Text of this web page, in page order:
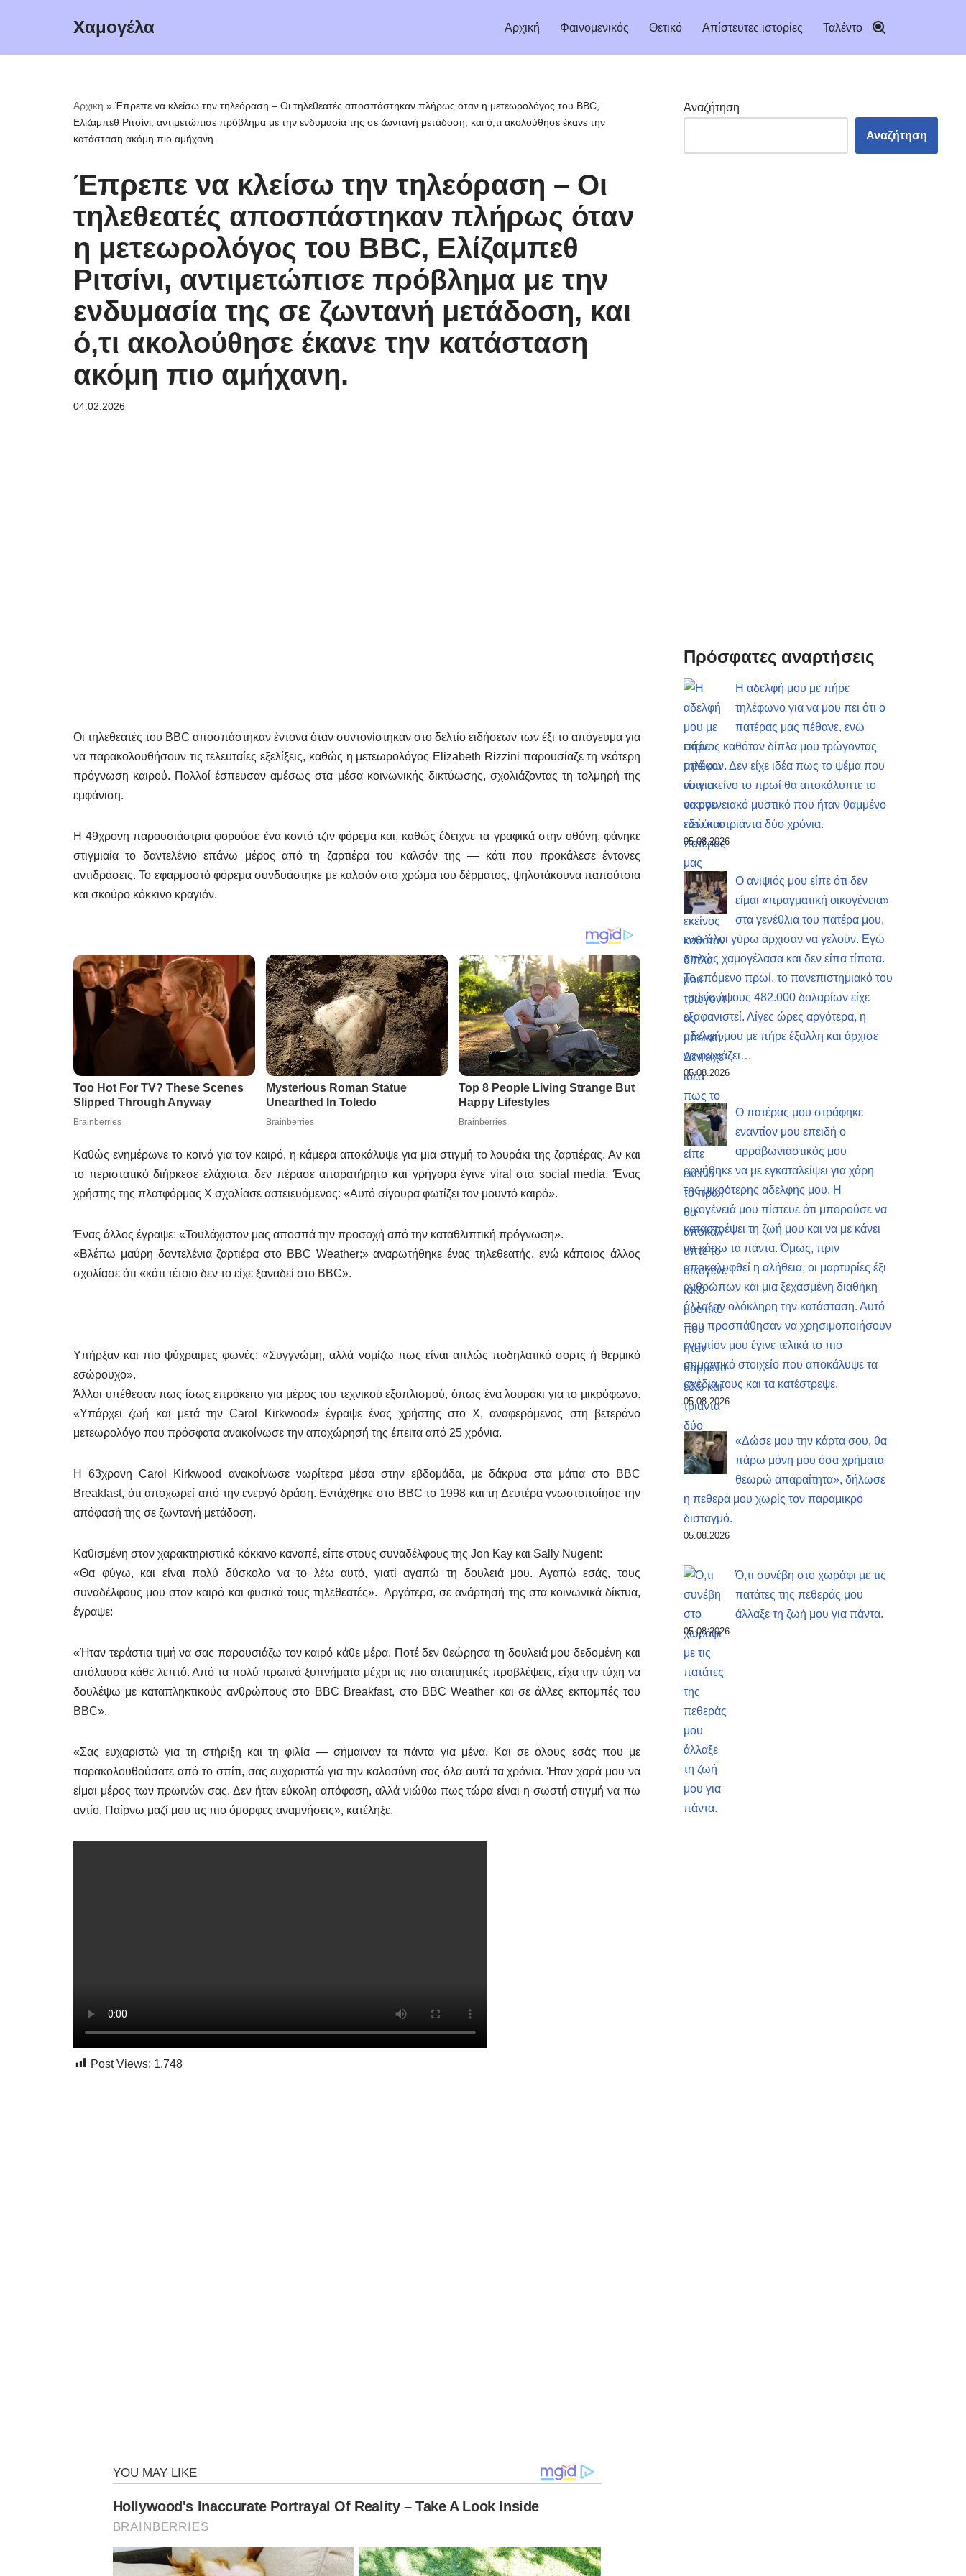
Χαμογέλα Αρχική Φαινομενικός Θετικό Απίστευτες ιστορίες Ταλέντο
Αρχική » Έπρεπε να κλείσω την τηλεόραση – Οι τηλεθεατές αποσπάστηκαν πλήρως όταν η μετεωρολόγος του BBC,
Ελίζαμπεθ Ριτσίνι, αντιμετώπισε πρόβλημα με την ενδυμασία της σε ζωντανή μετάδοση, και ό,τι ακολούθησε έκανε την
κατάσταση ακόμη πιο αμήχανη.
Έπρεπε να κλείσω την τηλεόραση – Οι
τηλεθεατές αποσπάστηκαν πλήρως όταν
η μετεωρολόγος του BBC, Ελίζαμπεθ
Ριτσίνι, αντιμετώπισε πρόβλημα με την
ενδυμασία της σε ζωντανή μετάδοση, και
ό,τι ακολούθησε έκανε την κατάσταση
ακόμη πιο αμήχανη.
04.02.2026
Οι τηλεθεατές του BBC αποσπάστηκαν έντονα όταν συντονίστηκαν στο δελτίο ειδήσεων των έξι το απόγευμα για
να παρακολουθήσουν τις τελευταίες εξελίξεις, καθώς η μετεωρολόγος Elizabeth Rizzini παρουσίαζε τη νεότερη
πρόγνωση καιρού. Πολλοί έσπευσαν αμέσως στα μέσα κοινωνικής δικτύωσης, σχολιάζοντας τη τολμηρή της
εμφάνιση.
Η 49χρονη παρουσιάστρια φορούσε ένα κοντό τζιν φόρεμα και, καθώς έδειχνε τα γραφικά στην οθόνη, φάνηκε
στιγμιαία το δαντελένιο επάνω μέρος από τη ζαρτιέρα του καλσόν της — κάτι που προκάλεσε έντονες
αντιδράσεις. Το εφαρμοστό φόρεμα συνδυάστηκε με καλσόν στο χρώμα του δέρματος, ψηλοτάκουνα παπούτσια
και σκούρο κόκκινο κραγιόν.
Καθώς ενημέρωνε το κοινό για τον καιρό, η κάμερα αποκάλυψε για μια στιγμή το λουράκι της ζαρτιέρας. Αν και
το περιστατικό διήρκεσε ελάχιστα, δεν πέρασε απαρατήρητο και γρήγορα έγινε viral στα social media. Ένας
χρήστης της πλατφόρμας X σχολίασε αστειευόμενος: «Αυτό σίγουρα φωτίζει τον μουντό καιρό».
Ένας άλλος έγραψε: «Τουλάχιστον μας αποσπά την προσοχή από την καταθλιπτική πρόγνωση».
«Βλέπω μαύρη δαντελένια ζαρτιέρα στο BBC Weather;» αναρωτήθηκε ένας τηλεθεατής, ενώ κάποιος άλλος
σχολίασε ότι «κάτι τέτοιο δεν το είχε ξαναδεί στο BBC».
Υπήρξαν και πιο ψύχραιμες φωνές: «Συγγνώμη, αλλά νομίζω πως είναι απλώς ποδηλατικό σορτς ή θερμικό
εσώρουχο».
Άλλοι υπέθεσαν πως ίσως επρόκειτο για μέρος του τεχνικού εξοπλισμού, όπως ένα λουράκι για το μικρόφωνο.
«Υπάρχει ζωή και μετά την Carol Kirkwood» έγραψε ένας χρήστης στο X, αναφερόμενος στη βετεράνο
μετεωρολόγο που πρόσφατα ανακοίνωσε την αποχώρησή της έπειτα από 25 χρόνια.
Η 63χρονη Carol Kirkwood ανακοίνωσε νωρίτερα μέσα στην εβδομάδα, με δάκρυα στα μάτια στο BBC
Breakfast, ότι αποχωρεί από την ενεργό δράση. Εντάχθηκε στο BBC το 1998 και τη Δευτέρα γνωστοποίησε την
απόφασή της σε ζωντανή μετάδοση.
Καθισμένη στον χαρακτηριστικό κόκκινο καναπέ, είπε στους συναδέλφους της Jon Kay και Sally Nugent:
«Θα φύγω, και είναι πολύ δύσκολο να το λέω αυτό, γιατί αγαπώ τη δουλειά μου. Αγαπώ εσάς, τους
συναδέλφους μου στον καιρό και φυσικά τους τηλεθεατές». Αργότερα, σε ανάρτησή της στα κοινωνικά δίκτυα,
έγραψε:
«Ήταν τεράστια τιμή να σας παρουσιάζω τον καιρό κάθε μέρα. Ποτέ δεν θεώρησα τη δουλειά μου δεδομένη και
απόλαυσα κάθε λεπτό. Από τα πολύ πρωινά ξυπνήματα μέχρι τις πιο απαιτητικές προβλέψεις, είχα την τύχη να
δουλέψω με καταπληκτικούς ανθρώπους στο BBC Breakfast, στο BBC Weather και σε άλλες εκπομπές του
BBC».
«Σας ευχαριστώ για τη στήριξη και τη φιλία — σήμαιναν τα πάντα για μένα. Και σε όλους εσάς που με
παρακολουθούσατε από το σπίτι, σας ευχαριστώ για την καλοσύνη σας όλα αυτά τα χρόνια. Ήταν χαρά μου να
είμαι μέρος των πρωινών σας. Δεν ήταν εύκολη απόφαση, αλλά νιώθω πως τώρα είναι η σωστή στιγμή να πω
αντίο. Παίρνω μαζί μου τις πιο όμορφες αναμνήσεις», κατέληξε.
Post Views: 1,748
Αναζήτηση
Αναζήτηση
Πρόσφατες αναρτήσεις
Η αδελφή μου με πήρε
τηλέφωνο για να μου πει ότι ο
πατέρας μας πέθανε, ενώ
εκείνος καθόταν δίπλα μου τρώγοντας
μπέικον. Δεν είχε ιδέα πως το ψέμα που
είπε εκείνο το πρωί θα αποκάλυπτε το
οικογενειακό μυστικό που ήταν θαμμένο
εδώ και τριάντα δύο χρόνια.
05.08.2026
Ο ανιψιός μου είπε ότι δεν
είμαι «πραγματική οικογένεια»
στα γενέθλια του πατέρα μου,
ενώ όλοι γύρω άρχισαν να γελούν. Εγώ
απλώς χαμογέλασα και δεν είπα τίποτα.
Το επόμενο πρωί, το πανεπιστημιακό του
ταμείο ύψους 482.000 δολαρίων είχε
εξαφανιστεί. Λίγες ώρες αργότερα, η
αδελφή μου με πήρε έξαλλη και άρχισε
να φωνάζει…
05.08.2026
Ο πατέρας μου στράφηκε
εναντίον μου επειδή ο
αρραβωνιαστικός μου
αρνήθηκε να με εγκαταλείψει για χάρη
της μικρότερης αδελφής μου. Η
οικογένειά μου πίστευε ότι μπορούσε να
καταστρέψει τη ζωή μου και να με κάνει
να χάσω τα πάντα. Όμως, πριν
αποκαλυφθεί η αλήθεια, οι μαρτυρίες έξι
ανθρώπων και μια ξεχασμένη διαθήκη
άλλαξαν ολόκληρη την κατάσταση. Αυτό
που προσπάθησαν να χρησιμοποιήσουν
εναντίον μου έγινε τελικά το πιο
σημαντικό στοιχείο που αποκάλυψε τα
σχέδιά τους και τα κατέστρεψε.
05.08.2026
«Δώσε μου την κάρτα σου, θα
πάρω μόνη μου όσα χρήματα
θεωρώ απαραίτητα», δήλωσε
η πεθερά μου χωρίς τον παραμικρό
δισταγμό.
05.08.2026
Ό,τι συνέβη στο χωράφι με τις
πατάτες της πεθεράς μου
άλλαξε τη ζωή μου για πάντα.
05.08.2026